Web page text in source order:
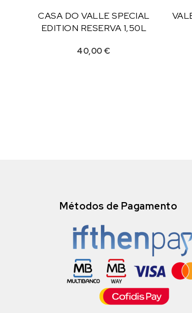
CASA DO VALLE SPECIAL
EDITION RESERVA 1,50L
40,00€
Métodos de Pagamento